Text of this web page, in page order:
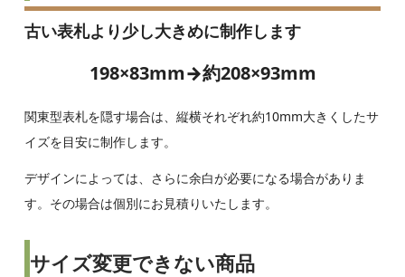
古い表札より少し大きめに制作します
198×83mm→約208×93mm
関東型表札を隠す場合は、縦横それぞれ約10mm大きくしたサ
イズを目安に制作します。
デザインによっては、さらに余白が必要になる場合がありま
す。その場合は個別にお見積りいたします。
サイズ変更できない商品